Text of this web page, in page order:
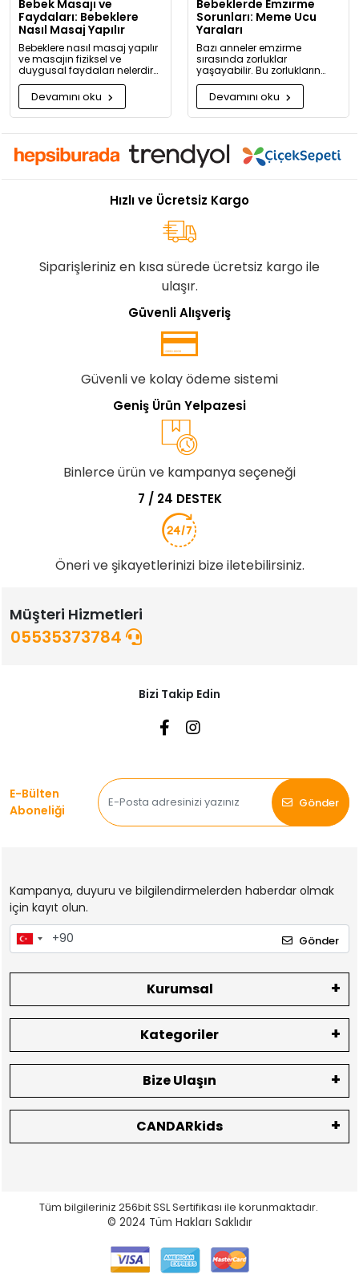
Bebek Masajı ve
Faydaları: Bebeklere
Nasıl Masaj Yapılır
Bebeklere nasıl masaj yapılır
ve masajın fiziksel ve
duygusal faydaları nelerdir?
Neden bugüne kadar masaj
yapmadığınıza pişman
olacaksınız!
Devamını oku
Bebeklerde Emzirme
Sorunları: Meme Ucu
Yaraları
Bazı anneler emzirme
sırasında zorluklar
yaşayabilir. Bu zorlukların
başında meme ucu yaraları
ve emzirme sırasında
hissedilen acı gelir.
Devamını oku
Hızlı ve Ücretsiz Kargo
Siparişleriniz en kısa sürede ücretsiz kargo ile
ulaşır.
Güvenli Alışveriş
Güvenli ve kolay ödeme sistemi
Geniş Ürün Yelpazesi
Binlerce ürün ve kampanya seçeneği
7 / 24 DESTEK
Öneri ve şikayetlerinizi bize iletebilirsiniz.
Müşteri Hizmetleri
05535373784
Bizi Takip Edin
E-Bülten
Aboneliği
Gönder
Kampanya, duyuru ve bilgilendirmelerden haberdar olmak
için kayıt olun.
Gönder
Kurumsal
Kategoriler
Bize Ulaşın
CANDARkids
Tüm bilgileriniz 256bit SSL Sertifikası ile korunmaktadır.
© 2024 Tüm Hakları Saklıdır